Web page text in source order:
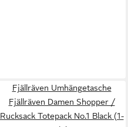
Fjällräven Umhängetasche
Fjällräven Damen Shopper /
Rucksack Totepack No.1 Black (1-